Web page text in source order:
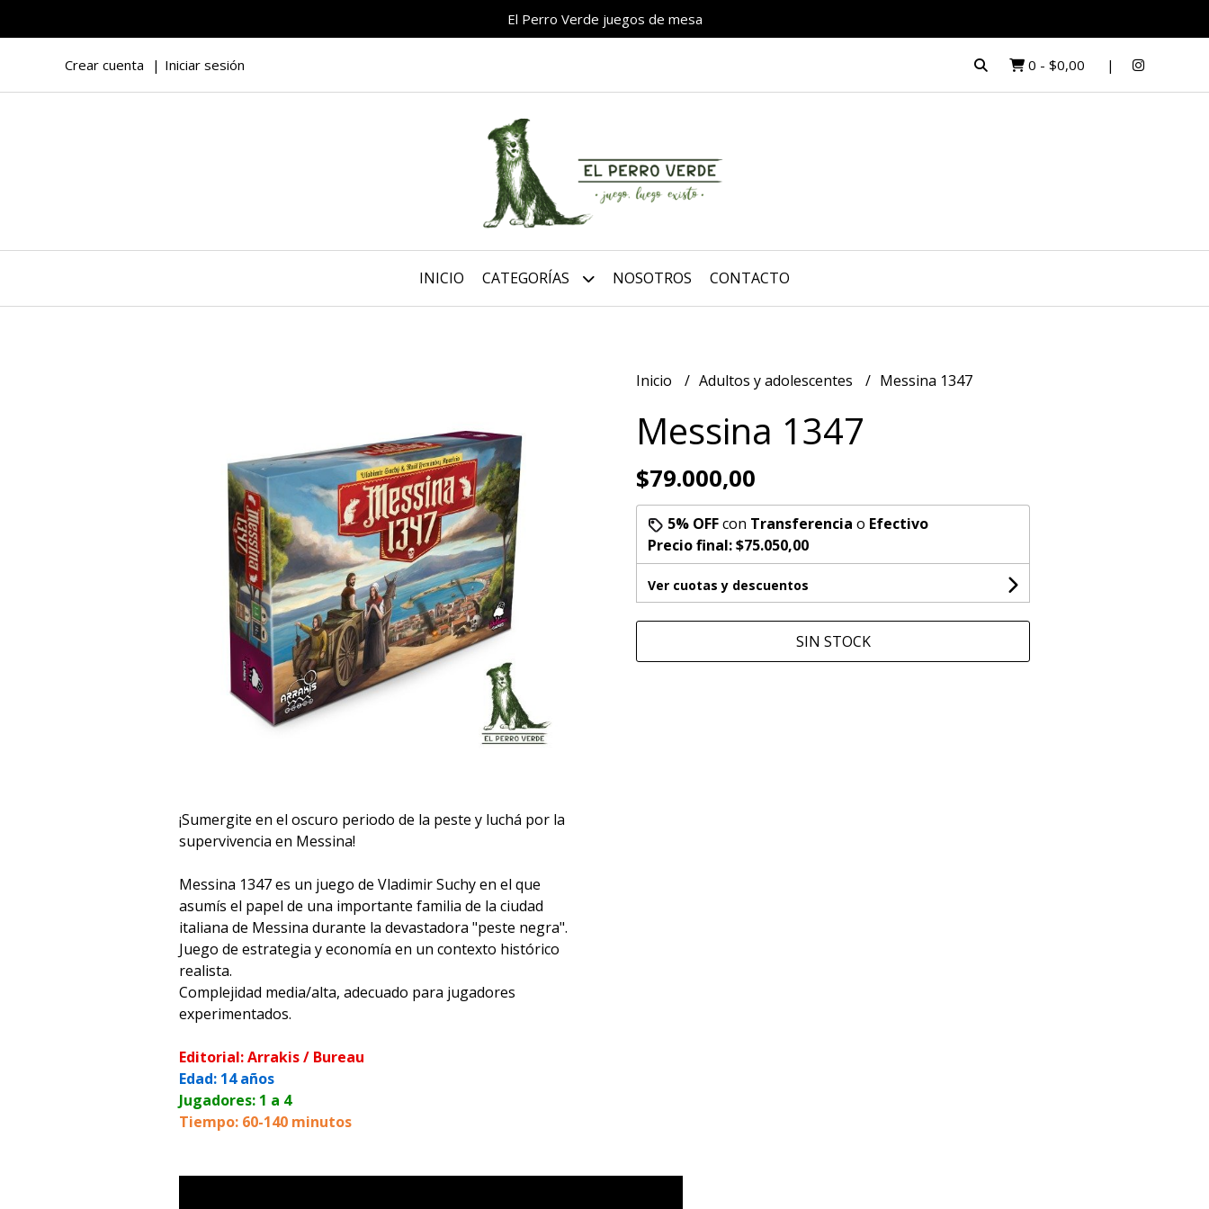
El Perro Verde juegos de mesa
Crear cuenta Iniciar sesión 0 - $0,00
INICIO CATEGORÍAS NOSOTROS CONTACTO
¡Sumergite en el oscuro periodo de la peste y luchá por la
supervivencia en Messina!
Messina 1347 es un juego de Vladimir Suchy en el que
asumís el papel de una importante familia de la ciudad
italiana de Messina durante la devastadora "peste negra".
Juego de estrategia y economía en un contexto histórico
realista.
Complejidad media/alta, adecuado para jugadores
experimentados.
Editorial: Arrakis / Bureau
Edad: 14 años
Jugadores: 1 a 4
Tiempo: 60-140 minutos
Inicio Adultos y adolescentes Messina 1347
Messina 1347
$79.000,00
5% OFFcon Transferencia o Efectivo
Precio final:$75.050,00
Ver cuotas y descuentos
SIN STOCK